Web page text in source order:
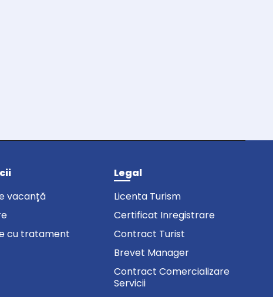
vacanță
cu tratament
Legal
Licenta Turism
Certificat Inregistrare
Contract Turist
Brevet Manager
Contract Comercializare
Servicii